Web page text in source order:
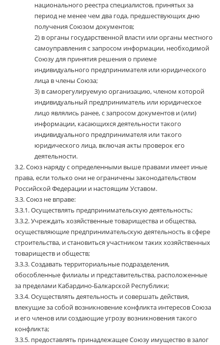
национального реестра специалистов, принятых за
период не менее чем два года, предшествующих дню
получения Союзом документов;
2) в органы государственной власти или органы местного
самоуправления с запросом информации, необходимой
Союзу для принятия решения о приеме
индивидуального предпринимателя или юридического
лица в члены Союза;
3) в саморегулируемую организацию, членом которой
индивидуальный предприниматель или юридическое
лицо являлись ранее, с запросом документов и (или)
информации, касающихся деятельности такого
индивидуального предпринимателя или такого
юридического лица, включая акты проверок его
деятельности.
3.2.Союз наряду с определенными выше правами имеет иные
права, если только они не ограничены законодательством
Российской Федерации и настоящим Уставом.
3.3.Союз не вправе:
3.3.1.Осуществлять предпринимательскую деятельность;
3.3.2.Учреждать хозяйственные товарищества и общества,
осуществляющие предпринимательскую деятельность в сфере
строительства, и становиться участником таких хозяйственных
товариществ и обществ;
3.3.3.Создавать территориальные подразделения,
обособленные филиалы и представительства, расположенные
за пределами Кабардино-Балкарской Республики;
3.3.4.Осуществлять деятельность и совершать действия,
влекущие за собой возникновение конфликта интересов Союза
и его членов или создающие угрозу возникновения такого
конфликта;
3.3.5. предоставлять принадлежащее Союзу имущество в залог